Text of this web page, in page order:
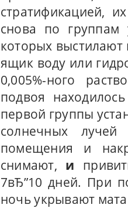
стратификацией,
снова по
которых
ящик воду или
0,005%-ного
подвоя
первой группы
солнечных
помещения и
снимают, и
7вЂ”10 дней. При
ночь укрывают